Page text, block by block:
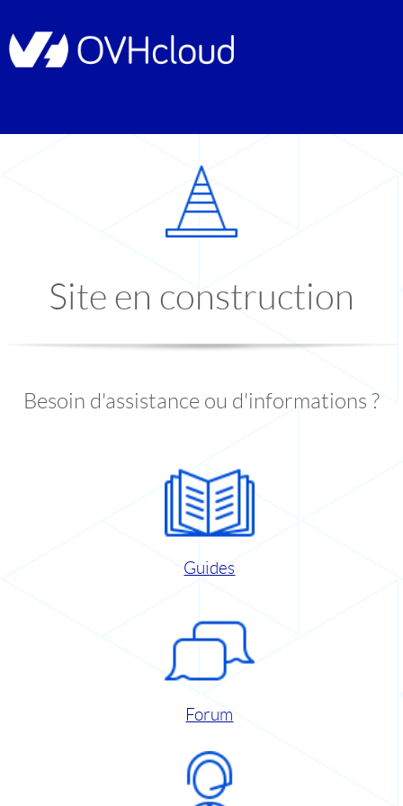
Site en construction
Besoin d'assistance ou d'informations ?
Guides
Forum